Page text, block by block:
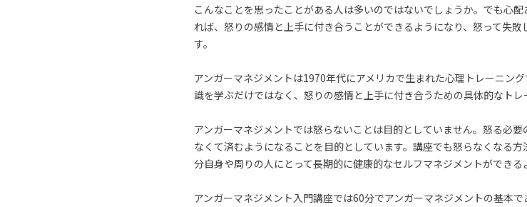
こんなことを思ったことがある人は多いのではないでしょうか。でも心
れば、怒りの感情と上手に付き合うことができるようになり、怒って失
す。
アンガーマネジメントは1970年代にアメリカで生まれた心理トレーニン
識を学ぶだけではなく、怒りの感情と上手に付き合うための具体的なトレ
アンガーマネジメントでは怒らないことは目的としていません。怒る必
なくて済むようになることを目的としています。講座でも怒らなくなる
分自身や周りの人にとって長期的に健康的なセルフマネジメントができる
アンガーマネジメント入門講座では60分でアンガーマネジメントの基本